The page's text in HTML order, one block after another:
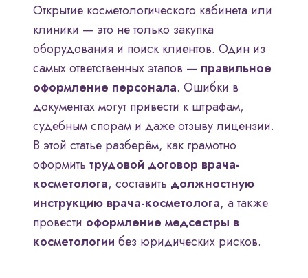
Открытие косметологического кабинета или
клиники — это не только закупка
оборудования и поиск клиентов. Один из
самых ответственных этапов — правильное
оформление персонала. Ошибки в
документах могут привести к штрафам,
судебным спорам и даже отзыву лицензии.
В этой статье разберём, как грамотно
оформить трудовой договор врача-
косметолога, составить должностную
инструкцию врача-косметолога, а также
провести оформление медсестры в
косметологии без юридических рисков.